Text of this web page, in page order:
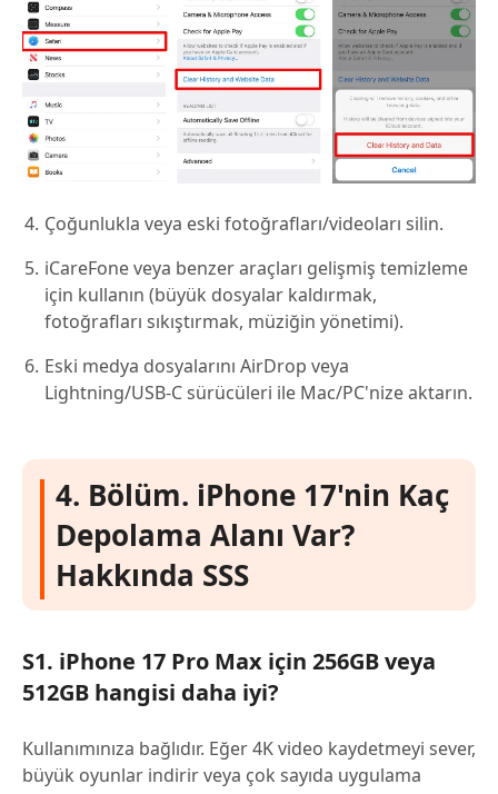
Çoğunlukla veya eski fotoğrafları/videoları silin.
iCareFone veya benzer araçları gelişmiş temizleme
için kullanın (büyük dosyalar kaldırmak,
fotoğrafları sıkıştırmak, müziğin yönetimi).
Eski medya dosyalarını AirDrop veya
Lightning/USB-C sürücüleri ile Mac/PC'nize aktarın.
4. Bölüm. iPhone 17'nin Kaç
Depolama Alanı Var?
Hakkında SSS
S1. iPhone 17 Pro Max için 256GB veya
512GB hangisi daha iyi?
Kullanımınıza bağlıdır. Eğer 4K video kaydetmeyi sever,
büyük oyunlar indirir veya çok sayıda uygulama